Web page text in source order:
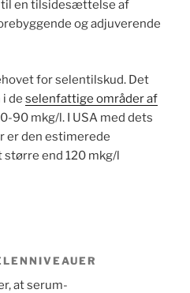
en tilsidesættelse af
og adjuverende
for selentilskud. Det
de selenfattige områder af
90 mkg/l. I USA med dets
er den estimerede
end 120 mkg/l
at serum-